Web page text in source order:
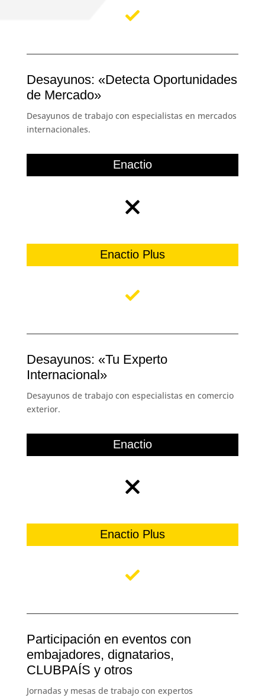
Desayunos: «Detecta Oportunidades
de Mercado»
Desayunos de trabajo con especialistas en mercados
internacionales.
Enactio
Enactio Plus
Desayunos: «Tu Experto
Internacional»
Desayunos de trabajo con especialistas en comercio
exterior.
Enactio
Enactio Plus
Participación en eventos con
embajadores, dignatarios,
CLUBPAÍS y otros
Jornadas y mesas de trabajo con expertos